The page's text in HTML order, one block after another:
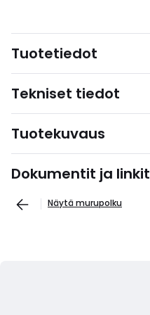
Tuotetiedot
Tekniset tiedot
Tuotekuvaus
Dokumentit ja linkit
Näytä murupolku